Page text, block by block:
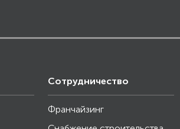
Сотрудничество
Франчайзинг